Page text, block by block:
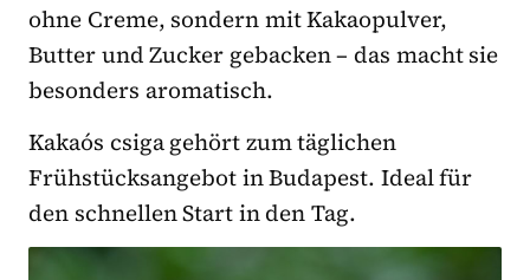
ohne Creme, sondern mit Kakaopulver,
Butter und Zucker gebacken – das macht sie
besonders aromatisch.
Kakaós csiga gehört zum täglichen
Frühstücksangebot in Budapest. Ideal für
den schnellen Start in den Tag.